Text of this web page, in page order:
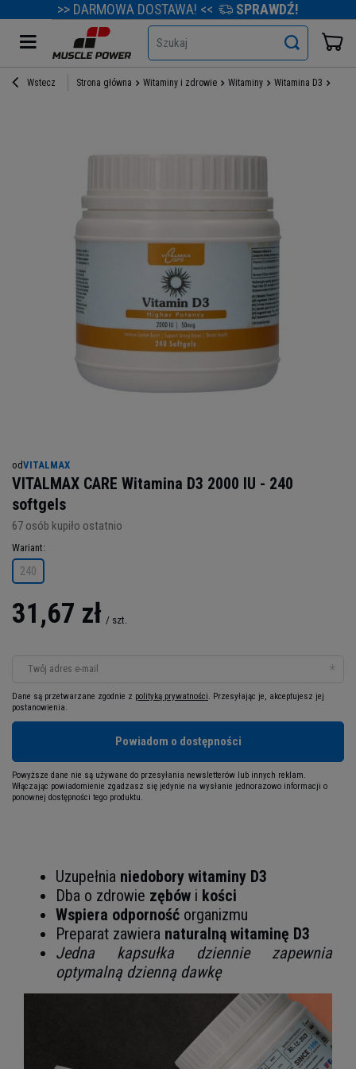
>> DARMOWA DOSTAWA! << SPRAWDŹ!
Szukaj
Wstecz Strona główna Witaminy i zdrowie Witaminy Witamina D3
odVITALMAX
VITALMAX CARE Witamina D3 2000 IU - 240
softgels
67 osób kupiło ostatnio
Wariant
240
31,67 zł / szt.
Twój adres e-mail
Dane są przetwarzane zgodnie z polityką prywatności. Przesyłając je, akceptujesz jej
postanowienia.
Powiadom o dostępności
Powyższe dane nie są używane do przesyłania newsletterów lub innych reklam.
Włączając powiadomienie zgadzasz się jedynie na wysłanie jednorazowo informacji o
ponownej dostępności tego produktu.
Uzupełnia niedobory witaminy D3
Dba o zdrowie zębów i kości
Wspiera odporność organizmu
Preparat zawiera naturalną witaminę D3
Jedna kapsułka dziennie zapewnia
optymalną dzienną dawkę